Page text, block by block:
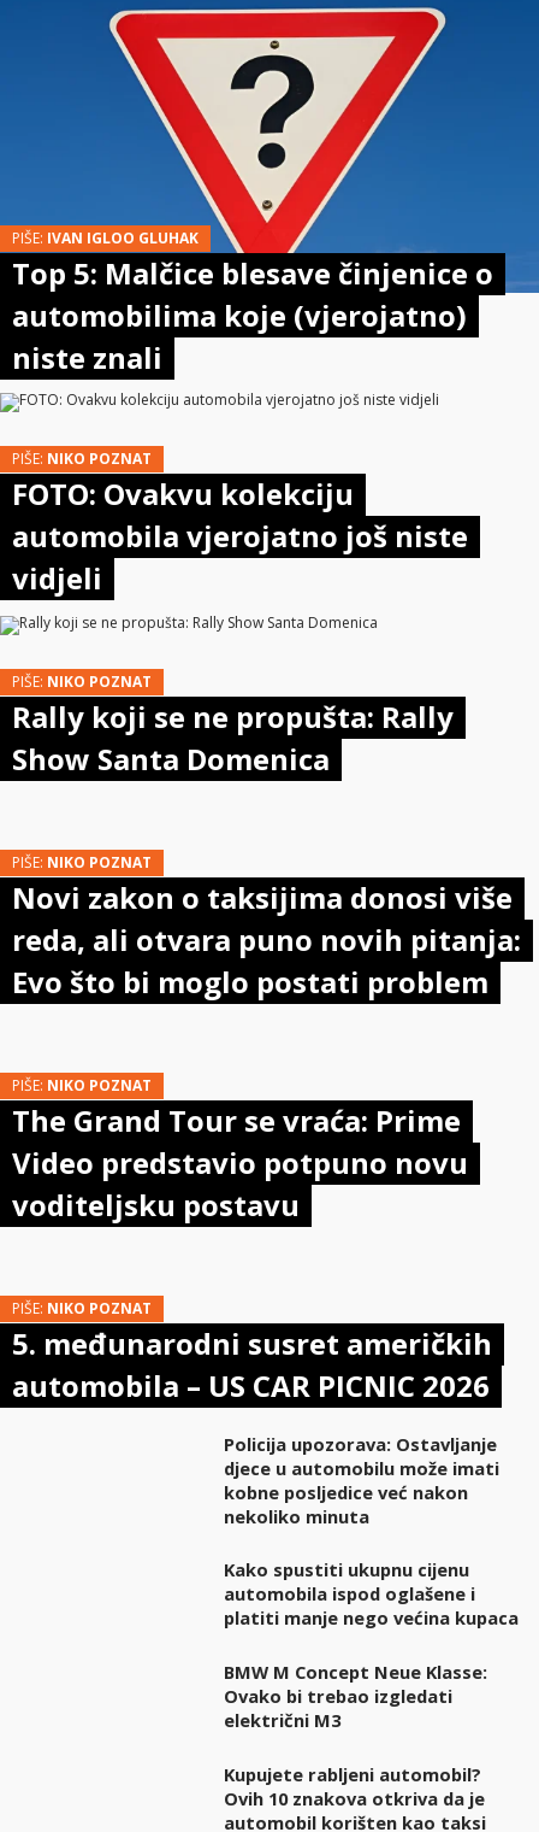
PIŠE: IVAN IGLOO GLUHAK
Top 5: Malčice blesave činjenice o
automobilima koje (vjerojatno)
niste znali
PIŠE: NIKO POZNAT
FOTO: Ovakvu kolekciju
automobila vjerojatno još niste
vidjeli
PIŠE: NIKO POZNAT
Rally koji se ne propušta: Rally
Show Santa Domenica
PIŠE: NIKO POZNAT
Novi zakon o taksijima donosi više
reda, ali otvara puno novih pitanja:
Evo što bi moglo postati problem
PIŠE: NIKO POZNAT
The Grand Tour se vraća: Prime
Video predstavio potpuno novu
voditeljsku postavu
PIŠE: NIKO POZNAT
5. međunarodni susret američkih
automobila – US CAR PICNIC 2026
Policija upozorava: Ostavljanje
djece u automobilu može imati
kobne posljedice već nakon
nekoliko minuta
Kako spustiti ukupnu cijenu
automobila ispod oglašene i
platiti manje nego većina kupaca
BMW M Concept Neue Klasse:
Ovako bi trebao izgledati
električni M3
Kupujete rabljeni automobil?
Ovih 10 znakova otkriva da je
automobil korišten kao taksi